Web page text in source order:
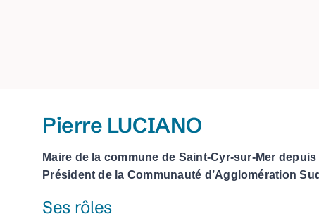
pastorauxPierre LUCIANO
Maire de la commune de Saint-Cyr-sur-Mer depuis
Président de la Communauté d’Agglomération
Ses rôles